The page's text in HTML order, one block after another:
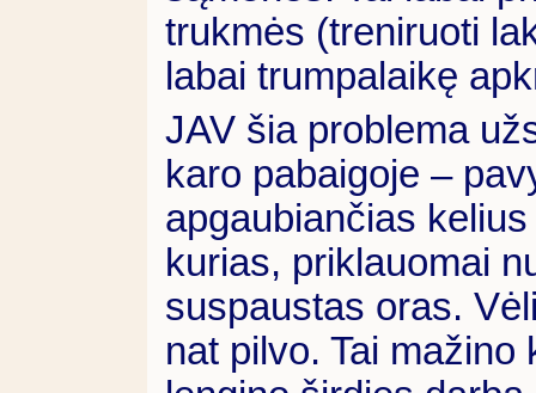
trukmės (treniruoti
labai trumpalaikę
JAV šia problema
karo pabaigoje –
apgaubiančias
kurias, priklauomai
suspaustas oras.
nat pilvo. Tai